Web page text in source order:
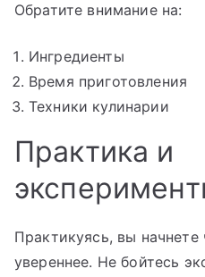
Обратите внимание на:
Ингредиенты
Время приготовления
Техники кулинарии
Практика и
Практикуясь, вы начнете
увереннее. Не бойтесь